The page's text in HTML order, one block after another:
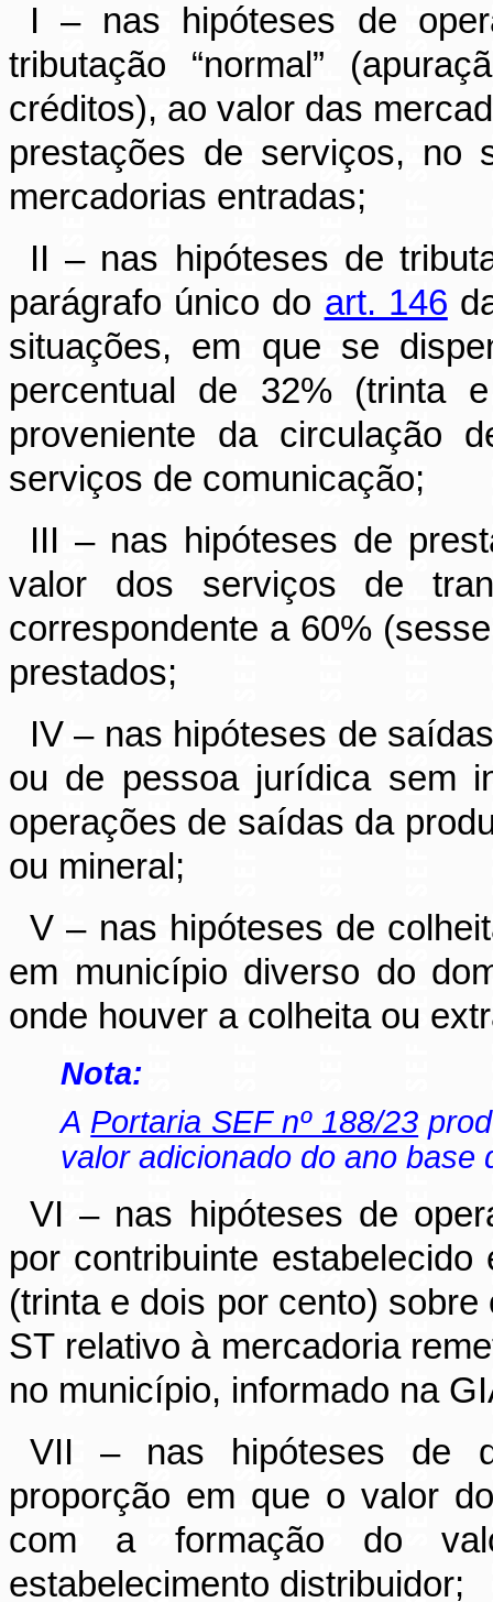
I – nas hipóteses de
tributação “normal”
créditos), ao valor das
prestações de serviços, no
mercadorias entradas;
II – nas hipóteses de
parágrafo único do art. 146
situações, em que se
percentual de 32% (trinta
proveniente da circulação
serviços de comunicação;
III – nas hipóteses de
valor dos serviços de
correspondente a 60%
prestados;
IV – nas hipóteses de
ou de pessoa jurídica sem
operações de saídas da
ou mineral;
V – nas hipóteses de
em município diverso do
onde houver a colheita ou
Nota:
A Portaria SEF nº 188/23
valor adicionado do ano base
VI – nas hipóteses de
por contribuinte
(trinta e dois por cento)
ST relativo à mercadoria
no município, informado na
VII – nas hipóteses de
proporção em que o valor
com a formação do
estabelecimento distribuidor;